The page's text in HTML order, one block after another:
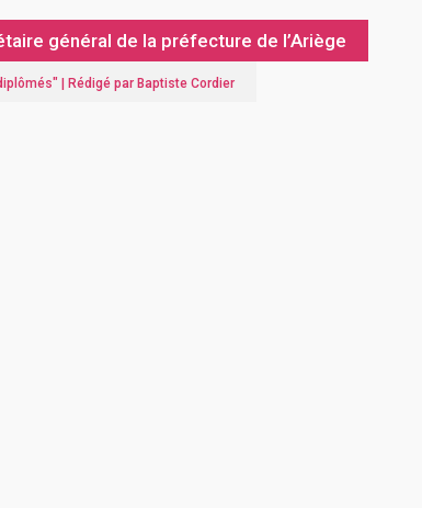
général de la préfecture de l’Ariège
" | Rédigé par Baptiste Cordier